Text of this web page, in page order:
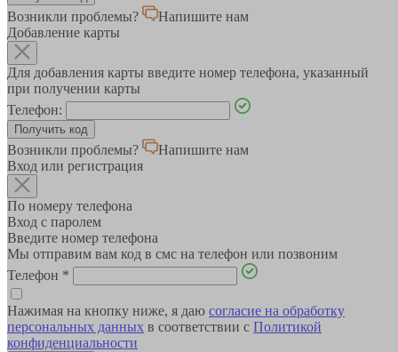
Возникли проблемы?
Напишите нам
Добавление карты
Для добавления карты введите номер телефона, указанный
при получении карты
Телефон:
Возникли проблемы?
Напишите нам
Вход или регистрация
По номеру телефона
Вход с паролем
Введите номер телефона
Мы отправим вам код в смс на телефон или позвоним
Телефон *
Нажимая на кнопку ниже, я даю согласие на обработку
персональных данных в соответствии с Политикой
конфиденциальности